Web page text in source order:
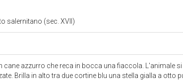
salernitano (sec. XVII)
cane azzurro che reca in bocca una fiaccola. L'animale
Brilla in alto tra due cortine blu una stella gialla a otto